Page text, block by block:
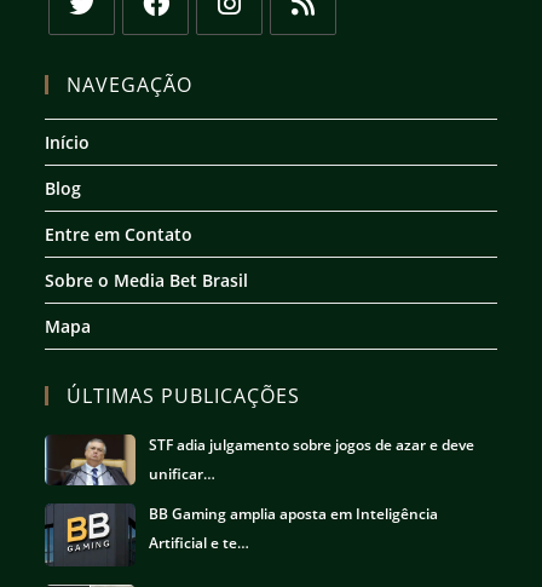
em
nova
aba
em
aba
aba
aba
NAVEGAÇÃO
Início
Blog
Entre em Contato
Sobre o Media Bet Brasil
Mapa
ÚLTIMAS PUBLICAÇÕES
STF adia julgamento sobre jogos de azar e deve
unificar…
BB Gaming amplia aposta em Inteligência
Artificial e te…